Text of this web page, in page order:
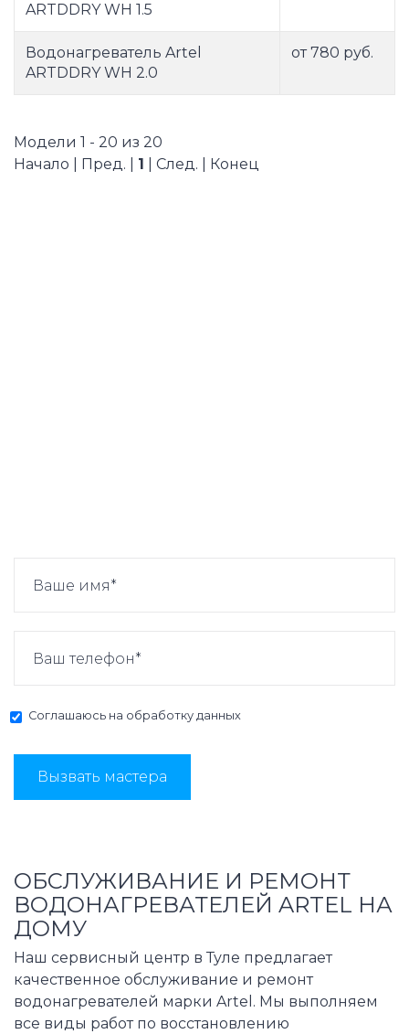
ARTDDRY WH 1.5
Водонагреватель Artel
ARTDDRY WH 2.0
от 780 руб.
Модели 1 - 20 из 20
Начало | Пред. | 1 | След. | Конец
Соглашаюсь на обработку данных
Вызвать мастера
ОБСЛУЖИВАНИЕ И РЕМОНТ
ВОДОНАГРЕВАТЕЛЕЙ ARTEL НА
ДОМУ
Наш сервисный центр в Туле предлагает
качественное обслуживание и ремонт
водонагревателей марки Artel. Мы выполняем
все виды работ по восстановлению